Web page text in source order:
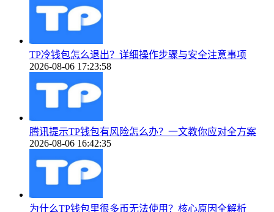
TP冷钱包怎么退出？详细操作步骤与安全注意事项
2026-08-06 17:23:58
腾讯提示TP钱包有风险怎么办？一文教你应对全方案
2026-08-06 16:42:35
为什么TP钱包里很多币无法使用？核心原因全解析